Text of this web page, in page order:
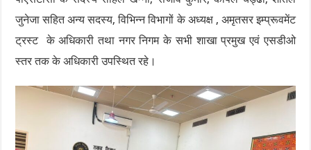
जुनेजा सहित अन्य सदस्य, विभिन्न विभागों के अध्यक्ष , अमृतसर इम्प्रूवमेंट
ट्रस्ट के अधिकारी तथा नगर निगम के सभी शाखा प्रमुख एवं एसडीओ
स्तर तक के अधिकारी उपस्थित रहे।